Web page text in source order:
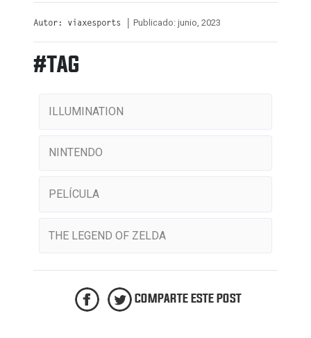
Autor: viaxesports | Publicado: junio, 2023
#TAG
ILLUMINATION
NINTENDO
PELÍCULA
THE LEGEND OF ZELDA
COMPARTE ESTE POST